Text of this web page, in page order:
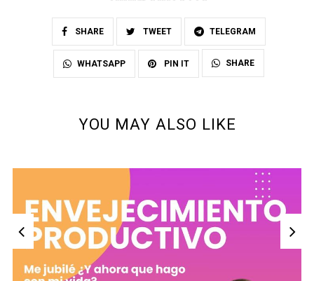
SHARE TWEET TELEGRAM
WHATSAPP PIN IT SHARE
YOU MAY ALSO LIKE